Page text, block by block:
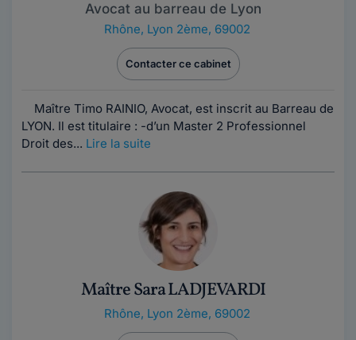
Avocat au barreau de Lyon
Rhône, Lyon 2ème, 69002
Contacter ce cabinet
Maître Timo RAINIO, Avocat, est inscrit au Barreau de
LYON. Il est titulaire : -d’un Master 2 Professionnel
Droit des... Lire la suite
Maître Sara LADJEVARDI
Rhône, Lyon 2ème, 69002